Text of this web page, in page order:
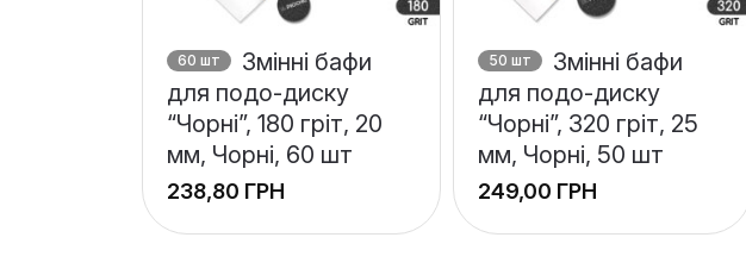
60 шт
Змінні бафи
для подо-диску
“Чорні”, 180 гріт, 20
мм, Чорні, 60 шт
ГРН
50 шт
Змінні бафи
для подо-диску
“Чорні”, 320 гріт, 25
мм, Чорні, 50 шт
ГРН